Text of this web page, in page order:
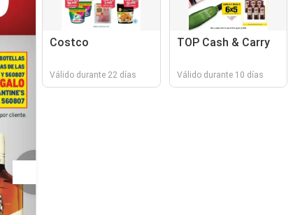
Costco
Válido durante 22 días
TOP Cash & Carry
Válido durante 10 días